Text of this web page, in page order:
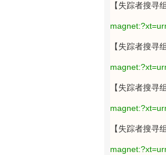
【失踪者搜寻
【失踪者搜寻
【失踪者搜寻
【失踪者搜寻